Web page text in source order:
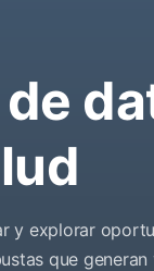
y explorar
que